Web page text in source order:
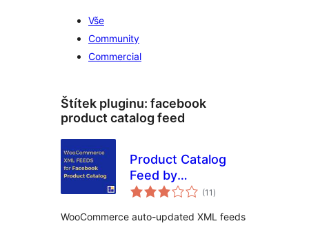
Vše
Community
Commercial
Štítek pluginu: facebook
product catalog feed
Product Catalog
Feed by
PixelYourSite(11 celkové
hodnocení
)
WooCommerce auto-updated XML feeds